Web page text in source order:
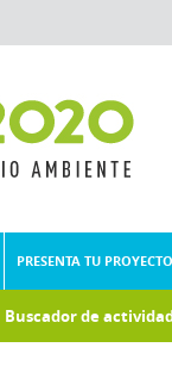
PRESENTA TU PROYECTO
Buscador de